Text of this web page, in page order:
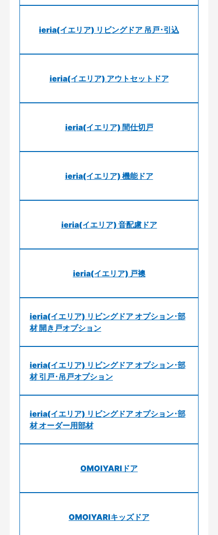
ieria(イエリア) リビングドア 吊戸･引込
ieria(イエリア) アウトセットドア
ieria(イエリア) 間仕切戸
ieria(イエリア) 機能ドア
ieria(イエリア) 音配慮ドア
ieria(イエリア) 戸襖
ieria(イエリア) リビングドア オプション･部
材 開き戸オプション
ieria(イエリア) リビングドア オプション･部
材 引戸･吊戸オプション
ieria(イエリア) リビングドア オプション･部
材 オーダー用部材
OMOIYARIドア
OMOIYARIキッズドア